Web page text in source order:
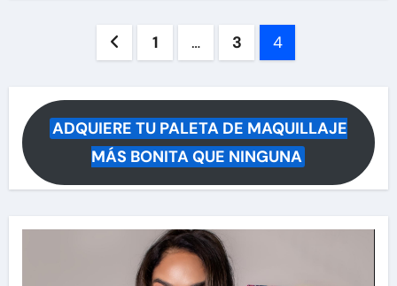
Paginación
entradas
1 … 3 4
ADQUIERE TU PALETA DE MAQUILLAJE
MÁS BONITA QUE NINGUNA